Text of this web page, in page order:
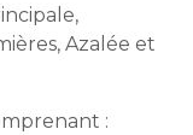
Azalée et
: